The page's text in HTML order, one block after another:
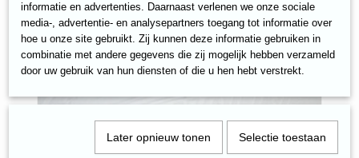
informatie en advertenties. Daarnaast verlenen we onze sociale
media-, advertentie- en analysepartners toegang tot informatie over
hoe u onze site gebruikt. Zij kunnen deze informatie gebruiken in
combinatie met andere gegevens die zij mogelijk hebben verzameld
door uw gebruik van hun diensten of die u hen hebt verstrekt.
Later opnieuw tonen Selectie toestaan